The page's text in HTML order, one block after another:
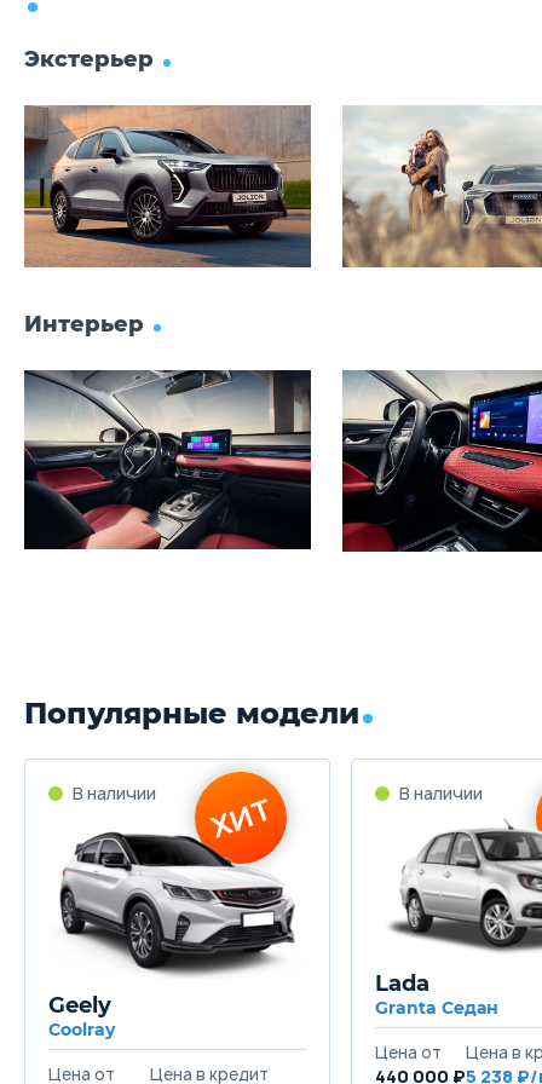
Экстерьер
Интерьер
Популярные модели
Geely
Coolray
Lada
Granta Седан
440 000 ₽5 238